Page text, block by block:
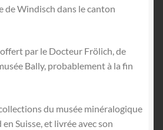
de Windisch dans le canton
par le Docteur Frölich, de
Bally, probablement à la fin
du musée minéralogique
Suisse, et livrée avec son